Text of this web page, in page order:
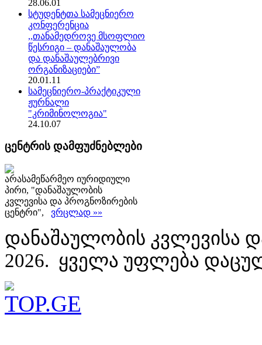
28.06.01
სტუდენტთა სამეცნიერო
კონფერენცია
,,თანამედროვე მსოფლიო
წესრიგი – დანაშაულობა
და დანაშაულებრივი
ორგანიზაციები”
20.01.11
სამეცნიერო-პრაქტიკული
ჟურნალი
"კრიმინოლოგია"
24.10.07
ცენტრის დამფუძნებლები
არასამეწარმეო იურიდიული
პირი, "დანაშაულობის
კვლევისა და პროგნოზირების
ცენტრი", ვრცლად »»
დანაშაულობის კვლევისა
2026. ყველა უფლება